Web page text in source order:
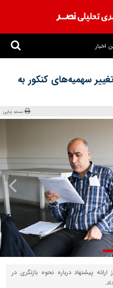
اخبار
سهمیه‌های کنکور به
نسخه چاپی
پیشنهاد درباره نحوه بازنگری در